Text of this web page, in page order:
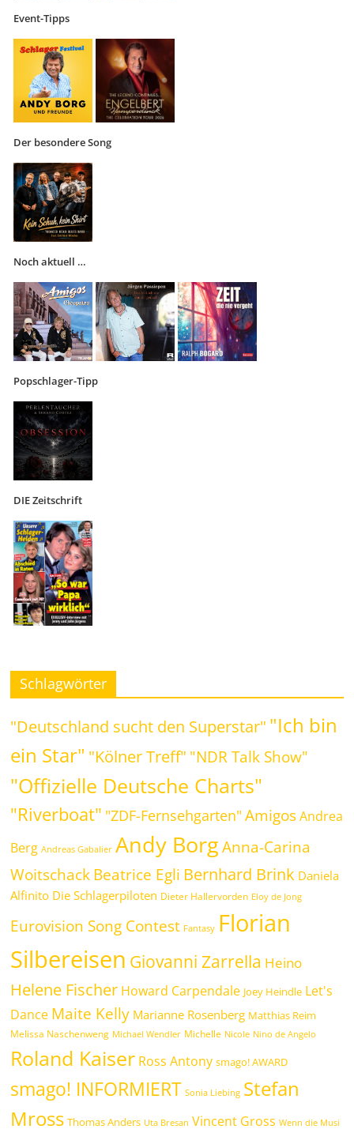
Event-Tipps
Der besondere Song
Noch aktuell …
Popschlager-Tipp
DIE Zeitschrift
Schlagwörter
"Deutschland sucht den Superstar" "Ich bin
ein Star" "Kölner Treff" "NDR Talk Show"
"Offizielle Deutsche Charts"
"Riverboat" "ZDF-Fernsehgarten" Amigos Andrea
Berg Andreas Gabalier Andy Borg Anna-Carina
WoitschackBeatrice Egli Bernhard Brink Daniela
Alfinito Die Schlagerpiloten Dieter Hallervorden Eloy de Jong
Eurovision Song Contest Fantasy Florian
Silbereisen Giovanni Zarrella Heino
Helene Fischer Howard Carpendale Joey Heindle Let's
Dance Maite Kelly Marianne Rosenberg Matthias Reim
Melissa Naschenweng Michael Wendler Michelle Nicole Nino de Angelo
Roland Kaiser Ross Antony smago! AWARD
smago! INFORMIERT Sonia Liebing Stefan
Mross Thomas Anders Uta Bresan Vincent Gross Wenn die Musi